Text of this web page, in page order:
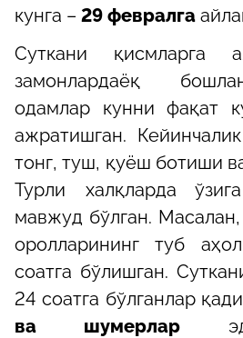
кунга – 29 февралга
Суткани қисмларга
замонлардаёқ
одамлар кунни фақат
ажратишган.
тонг, туш, қуёш ботиши
Турли халқларда
мавжуд бўлган. Масалан,
оролларининг туб
соатга бўлишган.
24 соатга бўлганлар
ва шумерлар